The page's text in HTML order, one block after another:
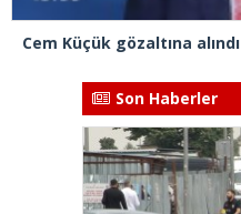
Cem Küçük gözaltına alındı
Son Haberler